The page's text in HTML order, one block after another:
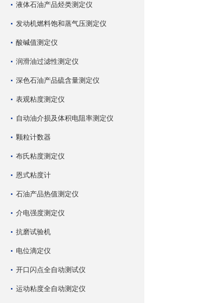
液体石油产品烃类测定仪
发动机燃料饱和蒸气压测定仪
酸碱值测定仪
润滑油过滤性测定仪
深色石油产品硫含量测定仪
表观粘度测定仪
自动油介损及体积电阻率测定仪
颗粒计数器
布氏粘度测定仪
恩式粘度计
石油产品热值测定仪
介电强度测定仪
抗磨试验机
电位滴定仪
开口闪点全自动测试仪
运动粘度全自动测定仪